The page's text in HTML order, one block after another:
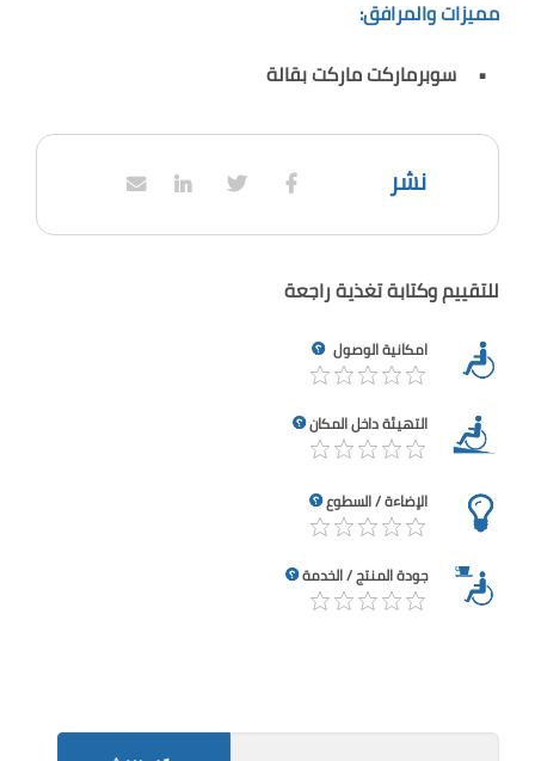
مميزات والمرافق:
سوبرماركت ماركت بقالة
نشر
للتقييم وكتابة تغذية راجعة
امكانية الوصول
التهيئة داخل المكان
الإضاءة / السطوع
جودة المنتج / الخدمة